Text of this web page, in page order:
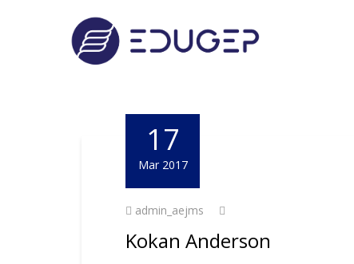
17
Mar 2017
admin_aejms
Kokan Anderson